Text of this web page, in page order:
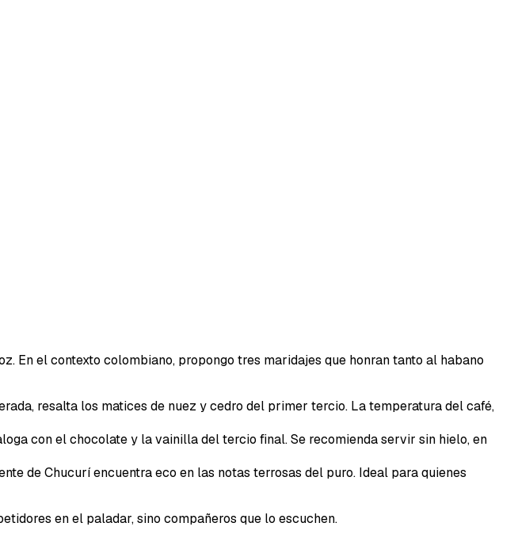
En el contexto colombiano, propongo tres maridajes que honran tanto al habano
resalta los matices de nuez y cedro del primer tercio. La temperatura del café,
con el chocolate y la vainilla del tercio final. Se recomienda servir sin hielo, en
de Chucurí encuentra eco en las notas terrosas del puro. Ideal para quienes
en el paladar, sino compañeros que lo escuchen.